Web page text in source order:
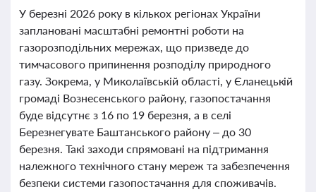
У березні 2026 року в кількох регіонах України
заплановані масштабні ремонтні роботи на
газорозподільних мережах, що призведе до
тимчасового припинення розподілу природного
газу. Зокрема, у Миколаївській області, у Єланецькій
громаді Вознесенського району, газопостачання
буде відсутнє з 16 по 19 березня, а в селі
Березнегувате Баштанського району – до 30
березня. Такі заходи спрямовані на підтримання
належного технічного стану мереж та забезпечення
безпеки системи газопостачання для споживачів.